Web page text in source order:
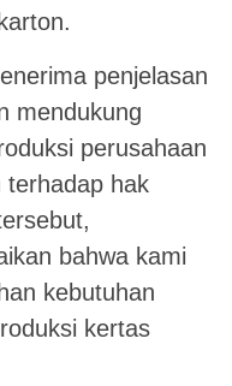
penjelasan
mendukung
perusahaan
terhadap hak
bahwa kami
kebutuhan
kertas